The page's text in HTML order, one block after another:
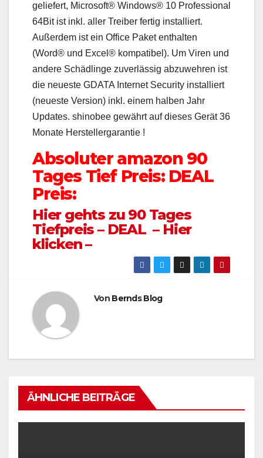
geliefert, Microsoft® Windows® 10 Professional
64Bit ist inkl. aller Treiber fertig installiert.
Außerdem ist ein Office Paket enthalten
(Word® und Excel® kompatibel). Um Viren und
andere Schädlinge zuverlässig abzuwehren ist
die neueste GDATA Internet Security installiert
(neueste Version) inkl. einem halben Jahr
Updates. shinobee gewährt auf dieses Gerät 36
Monate Herstellergarantie !
Absoluter amazon 90
Tages Tief Preis: DEAL
Preis:
Hier gehts zu 90 Tages
Tiefpreis – DEAL – Hier
klicken –
Von Bernds Blog
ÄHNLICHE BEITRÄGE